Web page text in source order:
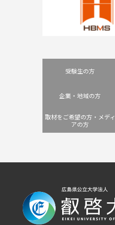
受験生の方
企業・地域の方
取材をご希望の方・メディ
アの方